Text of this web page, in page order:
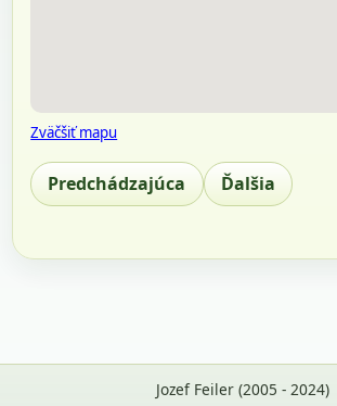
Zväčšiť mapu
Predchádzajúca Ďalšia
Jozef Feiler (2005 - 2024)